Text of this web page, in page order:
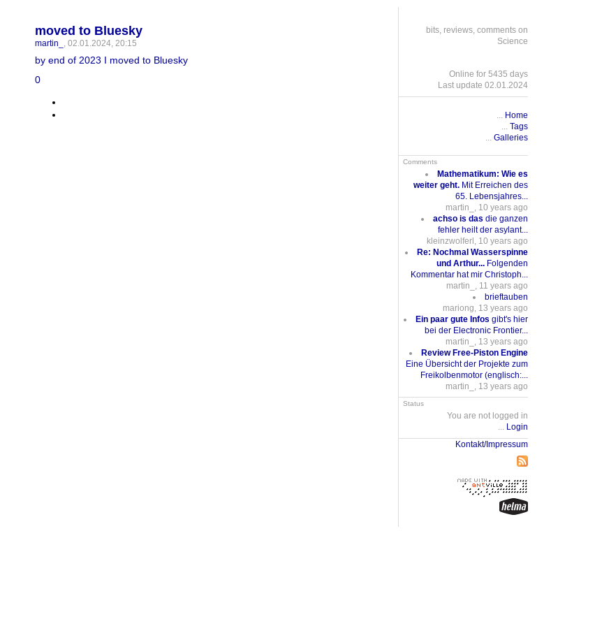
moved to Bluesky
martin_ , 02.01.2024, 20:15
by end of 2023 I moved to Bluesky
0
bits, reviews, comments on
Science
Online for 5435 days
Last update 02.01.2024
Home
Tags
Galleries
Comments
Mathematikum: Wie es
weiter geht. Mit Erreichen des
65. Lebensjahres...
martin_, 10 years ago
achso is das die ganzen
fehler heilt der asylant...
kleinzwolferl, 10 years ago
Re: Nochmal Wasserspinne
und Arthur... Folgenden
Kommentar hat mir Christoph...
martin_, 11 years ago
brieftauben
mariong, 13 years ago
Ein paar gute Infos gibt's hier
bei der Electronic Frontier...
martin_, 13 years ago
Review Free-Piston Engine
Eine Übersicht der Projekte zum
Freikolbenmotor (englisch:...
martin_, 13 years ago
Status
You are not logged in
... Login
Kontakt/Impressum